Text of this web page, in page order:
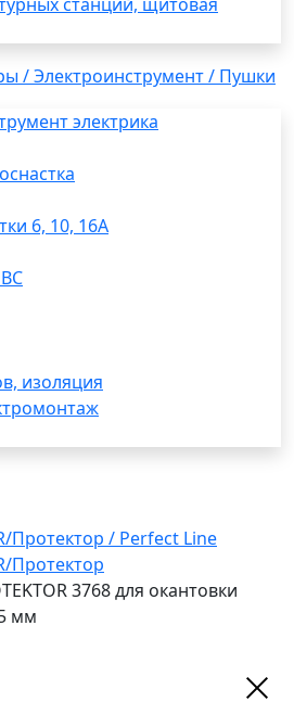
станций, щитовая
/ Электроинструмент / Пушки
электрика
6, 10, 16А
изоляция
Протектор / Perfect Line
Протектор
3768 для окантовки
мм